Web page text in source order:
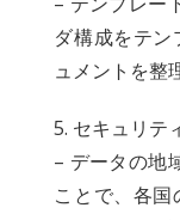
ダ構成をテ
ュメントを整
5. セキュリテ
– データの地
ことで、各国